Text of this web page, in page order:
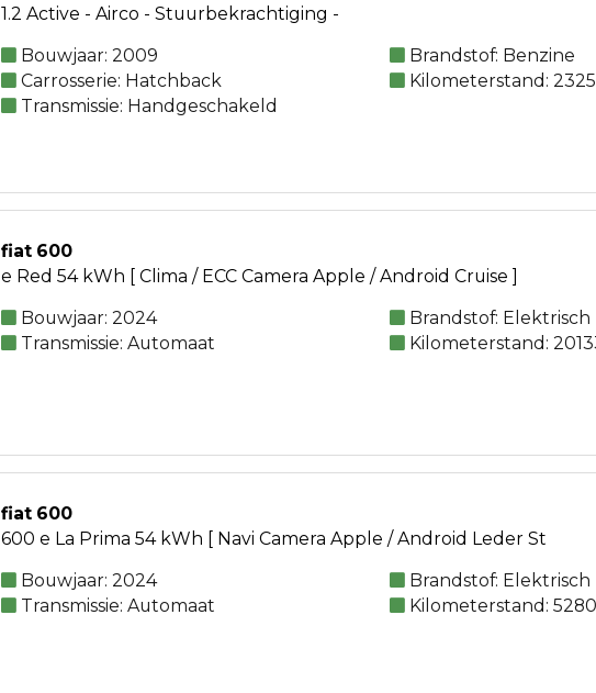
1.2 Active - Airco - Stuurbekrachtiging -
Bouwjaar: 2009
Carrosserie: Hatchback
Transmissie: Handgeschakeld
Brandstof: Benzine
Kilometerstand:
fiat 600
e Red 54 kWh [ Clima / ECC Camera Apple / Android Cruise ]
Bouwjaar: 2024
Transmissie: Automaat
Brandstof: Elektrisch
Kilometerstand:
fiat 600
600 e La Prima 54 kWh [ Navi Camera Apple / Android Leder St
Bouwjaar: 2024
Transmissie: Automaat
Brandstof: Elektrisch
Kilometerstand: